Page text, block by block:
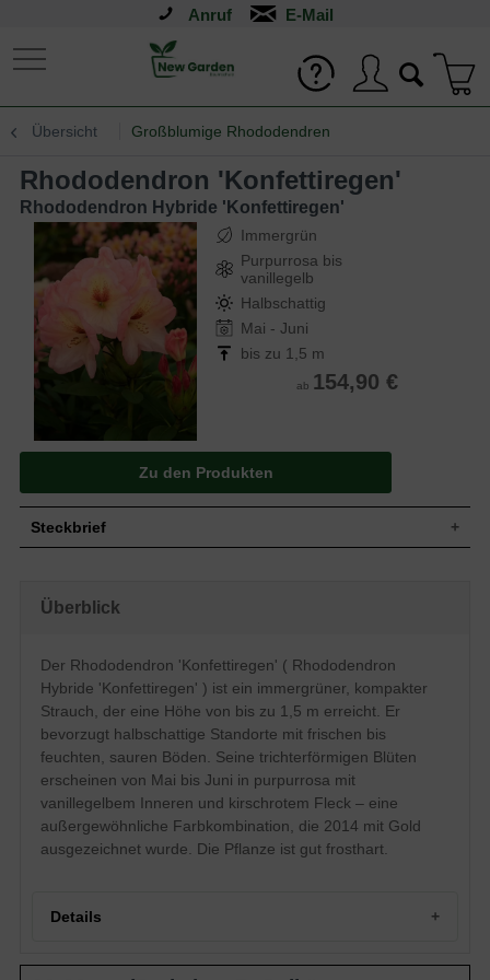
Anruf
Übersicht Großblumige Rhododendren
Rhododendron 'Konfettiregen'
Rhododendron Hybride 'Konfettiregen'
Immergrün
Purpurrosa bis
vanillegelb
Halbschattig
Mai - Juni
bis zu 1,5 m
ab 154,90 €
Zu den Produkten
Steckbrief
Blatt
Immergrün, länglich-oval bis lanzettlich,
am Ende zugespitzt, glänzend,
dunkelgrün, bis zu 15 cm lang
Frucht
Kapselfrucht
Blüte
Purpurrosa, innen vanillegelb, mit
kirschrotem Fleck, weit geöffnet,
trichterförmig, Einzelblüte ca. 7 bis 10 cm
groß, in Dolden zusammen, reichblühend
Blütezeit
Mai bis Juni
Rinde
Braun
Der Rhododendron Hybride
Überblick
Der Rhododendron 'Konfettiregen' ( Rhododendron
Hybride 'Konfettiregen' ) ist ein immergrüner, kompakter
Strauch, der eine Höhe von bis zu 1,5 m erreicht. Er
bevorzugt halbschattige Standorte mit frischen bis
feuchten, sauren Böden. Seine trichterförmigen Blüten
erscheinen von Mai bis Juni in purpurrosa mit
vanillegelbem Inneren und kirschrotem Fleck – eine
außergewöhnliche Farbkombination, die 2014 mit Gold
ausgezeichnet wurde. Die Pflanze ist gut frosthart.
Details